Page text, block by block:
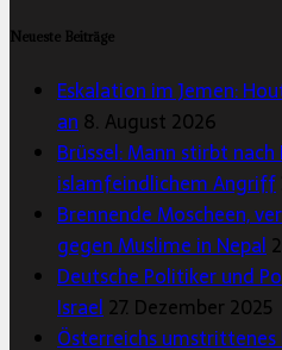
Neueste Beiträge
Eskalation im Jemen:
an 8. August 2026
Brüssel: Mann stirbt
islamfeindlichem Angriff
Brennende Moscheen,
gegen Muslime in Nepal
Deutsche Politiker und
Israel 27. Dezember 2025
Österreichs